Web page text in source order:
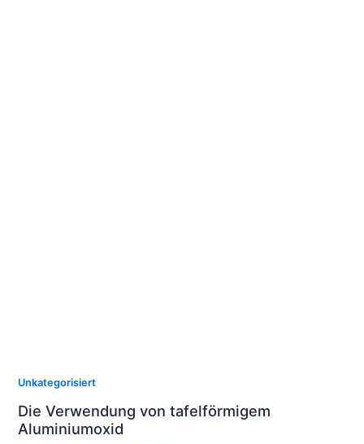
Unkategorisiert
Die Verwendung von tafelförmigem
Aluminiumoxid